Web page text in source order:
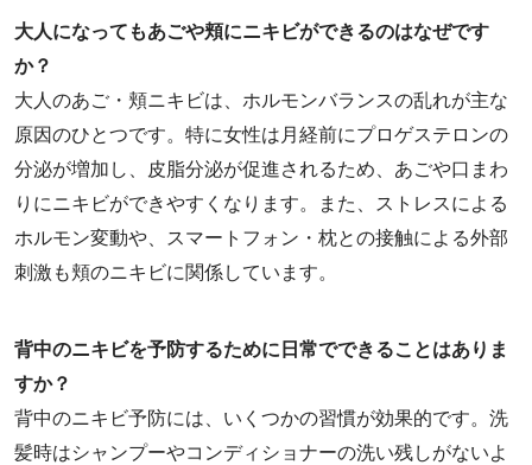
大人になってもあごや頬にニキビができるのはなぜです
か？
大人のあご・頬ニキビは、ホルモンバランスの乱れが主な
原因のひとつです。特に女性は月経前にプロゲステロンの
分泌が増加し、皮脂分泌が促進されるため、あごや口まわ
りにニキビができやすくなります。また、ストレスによる
ホルモン変動や、スマートフォン・枕との接触による外部
刺激も頬のニキビに関係しています。
背中のニキビを予防するために日常でできることはありま
すか？
背中のニキビ予防には、いくつかの習慣が効果的です。洗
髪時はシャンプーやコンディショナーの洗い残しがないよ